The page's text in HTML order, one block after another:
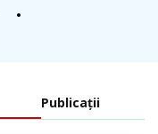
Publicații